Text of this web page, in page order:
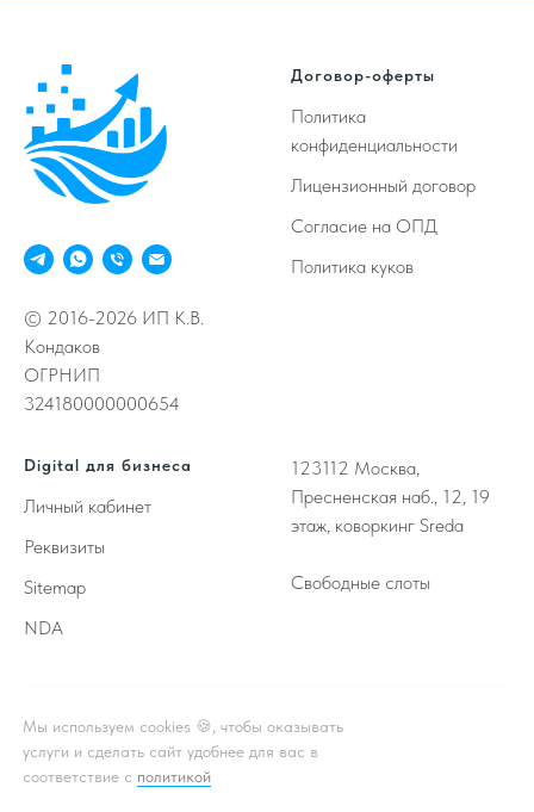
© 2016-2026 ИП К.В.
Кондаков
ОГРНИП
324180000000654
Договор-оферты
Политика
конфиденциальности
Лицензионный договор
Согласие на ОПД
Политика куков
Digital для бизнеса
Личный кабинет
Реквизиты
Sitemap
NDA
123112 Москва,
Пресненская наб., 12, 19
этаж, коворкинг Sreda
Свободные слоты
Принимаем к оплате
Мы используем cookies 🍪, чтобы оказывать
услуги и сделать сайт удобнее для вас в
соответствие с политикой